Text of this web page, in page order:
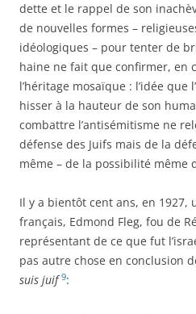
dette et le rappel de son
de nouvelles formes –
idéologiques – pour tenter de
haine ne fait que confirmer, en
l’héritage mosaïque : l’idée que
hisser à la hauteur de son
combattre l’antisémitisme ne
défense des Juifs mais de la
même – de la possibilité même
Il y a bientôt cent ans, en 1927,
français, Edmond Fleg, fou de
représentant de ce que fut
pas autre chose en conclusion
suis juif 9: